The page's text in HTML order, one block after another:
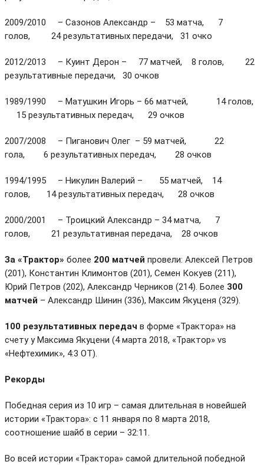
2009/2010 – Сазонов Александр – 53 матча, 7
голов, 24 результативных передачи, 31 очко
2012/2013 – Куинт Дерон – 77 матчей, 8 голов, 22
результативные передачи, 30 очков
1989/1990 – Матушкин Игорь – 66 матчей, 14 голов,
15 результативных передач, 29 очков
2007/2008 – Пиганович Олег – 59 матчей, 22
гола, 6 результативных передач, 28 очков
1994/1995 – Никулин Валерий – 55 матчей, 14
голов, 14 результативных передач, 28 очков
2000/2001 – Троицкий Александр – 34 матча, 7
голов, 21 результативная передача, 28 очков
За «Трактор» более 200 матчей провели: Алексей Петров
(201), Константин Климонтов (201), Семен Кокуев (211),
Юрий Петров (202), Александр Черников (214). Более 300
матчей – Александр Шинин (336), Максим Якуценя (329).
100 результативных передач в форме «Трактора» на
счету у Максима Якуцени (4 марта 2018, «Трактор» vs
«Нефтехимик», 4:3 ОТ).
Рекорды
Победная серия из 10 игр – самая длительная в новейшей
истории «Трактора»: с 11 января по 8 марта 2018,
соотношение шайб в серии – 32:11.
Во всей истории «Трактора» самой длительной победной